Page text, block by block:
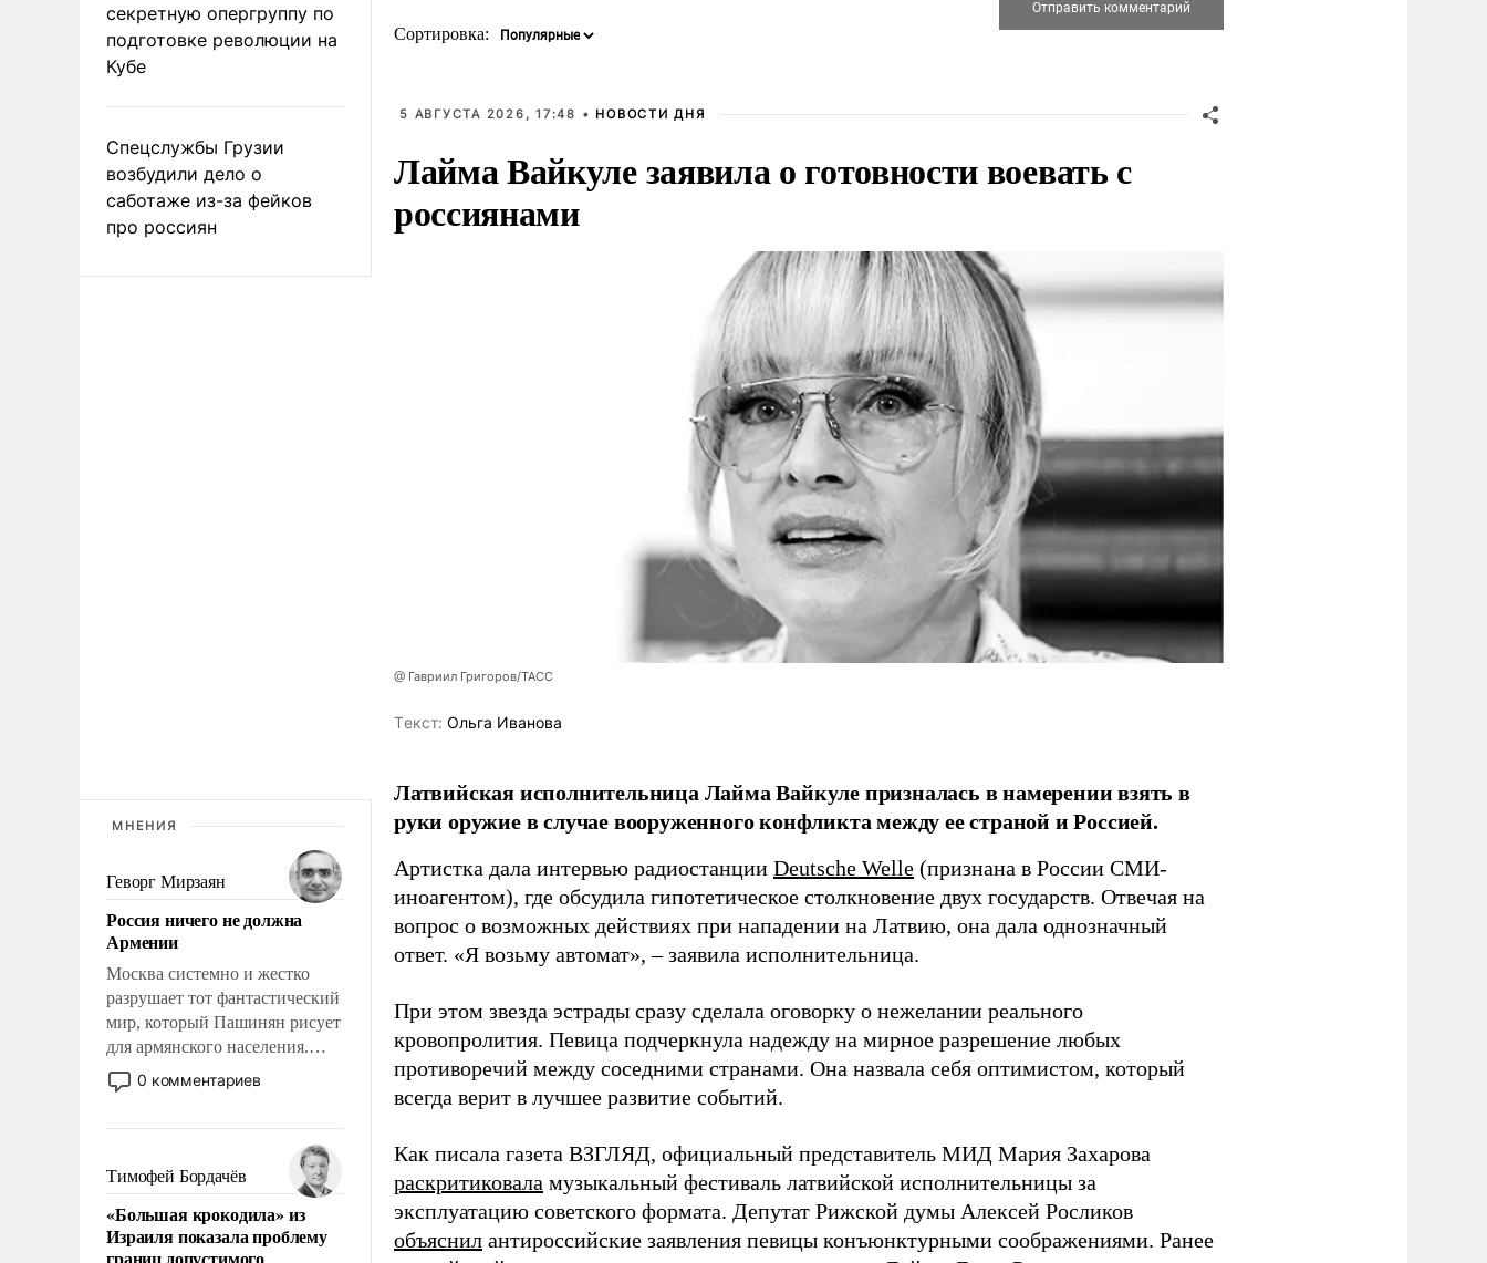
секретную опергруппу по
подготовке революции на
Кубе
Спецслужбы Грузии
возбудили дело о
саботаже из-за фейков
про россиян
МНЕНИЯ
Геворг Мирзаян
Россия ничего не должна
Армении
Москва системно и жестко
разрушает тот фантастический
мир, который Пашинян рисует
для армянского населения.
Мир, где этому населению все
должны просто по
политические прожекты будут
беспрекословно оплачиваться
за счет российских
налогоплательщиков, и где за
свои поступки не нужно
0 комментариев
Тимофей Бордачёв
«Большая крокодила» из
Израиля показала проблему
границ допустимого
Сортировка:
5 АВГУСТА 2026, 17:48 • НОВОСТИ ДНЯ
Лайма Вайкуле заявила о готовности воевать с
россиянами
@ Гавриил Григоров/ТАСС
Tекст: Ольга Иванова
Латвийская исполнительница Лайма Вайкуле призналась в намерении взять в
руки оружие в случае вооруженного конфликта между ее страной и Россией.
Артистка дала интервью радиостанции Deutsche Welle (признана в России СМИ-
иноагентом), где обсудила гипотетическое столкновение двух государств. Отвечая на
вопрос о возможных действиях при нападении на Латвию, она дала однозначный
ответ. «Я возьму автомат», – заявила исполнительница.
При этом звезда эстрады сразу сделала оговорку о нежелании реального
кровопролития. Певица подчеркнула надежду на мирное разрешение любых
противоречий между соседними странами. Она назвала себя оптимистом, который
всегда верит в лучшее развитие событий.
Как писала газета ВЗГЛЯД, официальный представитель МИД Мария Захарова
раскритиковала музыкальный фестиваль латвийской исполнительницы за
эксплуатацию советского формата. Депутат Рижской думы Алексей Росликов
объяснил антироссийские заявления певицы конъюнктурными соображениями. Ранее